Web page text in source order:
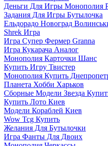
Деньги Для Игры Монополия
Задания Для Игры Бутылочка
Ельдорадо Новоград
Shrek Игра
Игра Супер Фермер Granna
Игра Кукарача Аналог
Монополия Карточки Шанс
Купить Игру Твистер
Монополия Купить
Планета Хобби Харьков
Сборные Модели Звезда
Купить Лото Киев
Модели Кораблей Киев
Wow Tcg Купить
Желания Для Бутылочки
Игра Фанты Для Двоих